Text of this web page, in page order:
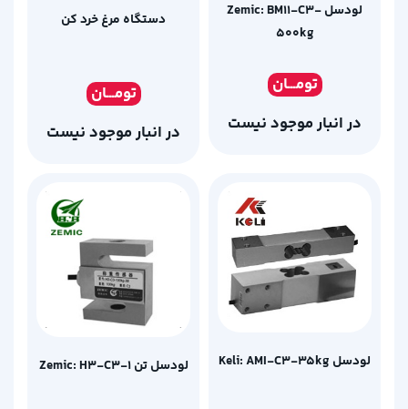
لودسل Zemic: BM11-C3-
500kg
تومـــان
در انبار موجود نیست
دستگاه مرغ خرد کن
تومـــان
در انبار موجود نیست
لودسل Keli: AMI-C3-35kg لودسل تن Zemic: H3-C3-1